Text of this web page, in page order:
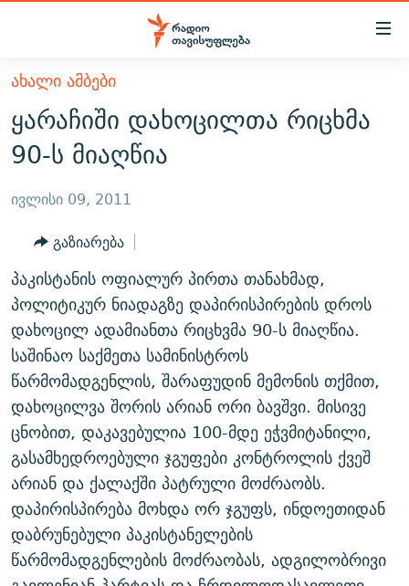
Accessibility
მთავარ
შინაარსზე
დაბრუნება
მთავარ
დაბრუნება
ძიებაზე
დაბრუნება
ᲐᲮᲐᲚᲘ ᲐᲛᲑᲔᲑᲘ
ᲗᲔᲛᲔᲑᲘ
ᲞᲝᲚᲘᲢᲘᲙᲐ
ᲔᲙᲝᲜᲝᲛᲘᲙᲐ
ᲡᲐᲖᲝᲒᲐᲓᲝᲔᲑᲐ
ᲡᲞᲝᲠᲢᲘ
ᲕᲘᲓᲔᲝ
ᲑᲚᲝᲒᲔᲑᲘ
ᲞᲝᲓᲙᲐᲡᲢᲔᲑᲘ
ᲜᲘᲙᲝᲡ ᲞᲝᲓᲙᲐᲡᲢᲘ
60 ᲓᲔᲪᲘᲑᲔᲚᲘ
ᲒᲐᲜᲙᲘᲗᲮᲕᲘᲡ ᲓᲦᲔ
ᲓᲘᲚᲘᲡ ᲡᲐᲣᲑᲠᲔᲑᲘ
ᲛᲝᲚᲐᲞᲐᲠᲐᲙᲔ ᲢᲔᲥᲡᲢᲔᲑᲘ
ᲨᲘᲜ - ᲣᲪᲮᲝᲔᲗᲨᲘ
ᲚᲘᲢᲔᲠᲐᲢᲣᲠᲣᲚᲘ ᲬᲐᲮᲜᲐᲒᲔᲑᲘ
ᲐᲛᲔᲠᲘᲙᲣᲚᲘ ᲛᲝᲗᲮᲠᲝᲑᲐ
ᲘᲛᲞᲔᲠᲘᲐ ᲓᲐ ᲠᲐᲓᲘᲝ
ᲗᲐᲕᲘᲡᲣᲤᲚᲔᲑᲘᲡ ᲛᲝᲜᲘᲢᲝᲠᲘ
ᲤᲔᲜᲝᲕᲐᲜᲘ - 2.10
ᲗᲥᲕᲔᲜᲘ ᲞᲣᲑᲚᲘᲙᲐᲪᲘᲔᲑᲘ
ᲞᲠᲝᲔᲥᲢᲔᲑᲘ
ᲣᲙᲠᲐᲘᲜᲐᲨᲘ ᲓᲐᲦᲣᲞᲣᲚᲘ ᲥᲐᲠᲗᲕᲔᲚᲘ ᲛᲔᲑᲠᲫᲝᲚᲔᲑᲘ - 2022
ᲓᲐᲛᲝᲣᲙᲘᲓᲔᲑᲚᲝᲑᲘᲡ 100 ᲬᲔᲚᲘ
ᲩᲔᲛᲘ ᲡᲘᲙᲕᲓᲘᲚᲘᲡ ᲛᲘᲖᲔᲖᲘᲐ COVID-19
11 ᲬᲔᲚᲘ - 11 ᲐᲛᲑᲐᲕᲘ
ᲡᲐᲞᲐᲠᲚᲐᲛᲔᲜᲢᲝ ᲐᲠᲩᲔᲕᲜᲔᲑᲘᲡ ᲘᲡᲢᲝᲠᲘᲐ
ᲑᲐᲕᲨᲕᲔᲑᲘ ᲞᲠᲝᲡᲢᲘᲢᲣᲪᲘᲐᲨᲘ - ᲐᲛᲝᲣᲗᲥᲛᲔᲚᲘ ᲐᲛᲑᲐᲕᲘ
5 ᲐᲛᲑᲐᲕᲘ - 20 ᲘᲕᲜᲘᲡᲡ ᲓᲐᲨᲐᲕᲔᲑᲣᲚᲔᲑᲘ
ЭХО КАВКАЗА
ᲒᲐᲛᲝᲘᲬᲔᲠᲔ
რთე/რთ-ის ყველა საიტი
ᲐᲮᲐᲚᲘ ᲐᲛᲑᲔᲑᲘ
ყარაჩიში დახოცილთა რიცხმა
90-ს მიაღწია
ივლისი 09, 2011
გაზიარება
პაკისტანის ოფიალურ პირთა თანახმად,
პოლიტიკურ ნიადაგზე დაპირისპირების დროს
დახოცილ ადამიანთა რიცხვმა 90-ს მიაღწია.
საშინაო საქმეთა სამინისტროს
წარმომადგენლის, შარაფუდინ მემონის თქმით,
დახოცილვა შორის არიან ორი ბავშვი. მისივე
ცნობით, დაკავებულია 100-მდე ეჭვმიტანილი,
გასამხედროებული ჯგუფები კონტროლის ქვეშ
არიან და ქალაქში პატრული მოძრაობს.
დაპირისპირება მოხდა ორ ჯგუფს, ინდოეთიდან
დაბრუნებული პაკისტანელების
წარმომადგენლების მოძრაობას, ადგილობრივი